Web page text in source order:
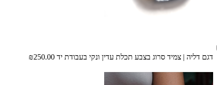
דגם דליה | צמיד סרוג בצבע תכלת עדין ונקי בעבודת יד ₪250.00